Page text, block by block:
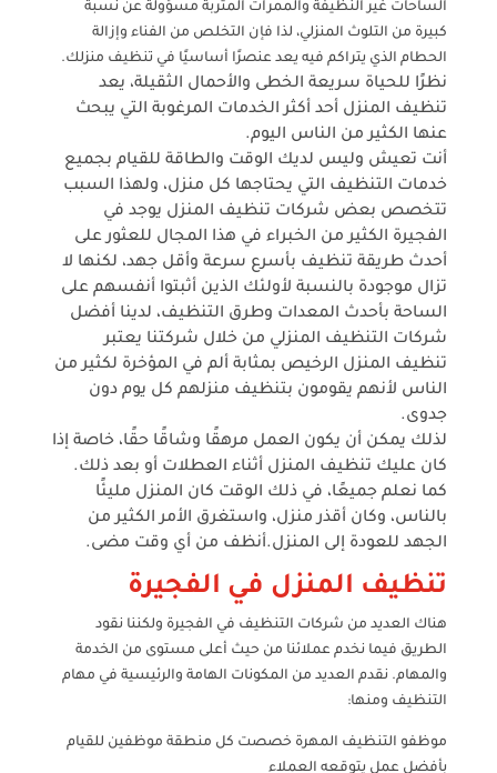
الساحات غير النظيفة والممرات المتربة مسؤولة عن نسبة
كبيرة من التلوث المنزلي، لذا فإن التخلص من الفناء وإزالة
الحطام الذي يتراكم فيه يعد عنصرًا أساسيًا في تنظيف منزلك.
نظرًا للحياة سريعة الخطى والأحمال الثقيلة، يعد
تنظيف المنزل أحد أكثر الخدمات المرغوبة التي يبحث
عنها الكثير من الناس اليوم.
أنت تعيش وليس لديك الوقت والطاقة للقيام بجميع
خدمات التنظيف التي يحتاجها كل منزل، ولهذا السبب
تتخصص بعض شركات تنظيف المنزل يوجد في
الفجيرة الكثير من الخبراء في هذا المجال للعثور على
أحدث طريقة تنظيف بأسرع سرعة وأقل جهد، لكنها لا
تزال موجودة بالنسبة لأولئك الذين أثبتوا أنفسهم على
الساحة بأحدث المعدات وطرق التنظيف، لدينا أفضل
شركات التنظيف المنزلي من خلال شركتنا يعتبر
تنظيف المنزل الرخيص بمثابة ألم في المؤخرة لكثير من
الناس لأنهم يقومون بتنظيف منزلهم كل يوم دون
جدوى.
لذلك يمكن أن يكون العمل مرهقًا وشاقًا حقًا، خاصة إذا
كان عليك تنظيف المنزل أثناء العطلات أو بعد ذلك.
كما نعلم جميعًا، في ذلك الوقت كان المنزل مليئًا
بالناس، وكان أقذر منزل، واستغرق الأمر الكثير من
الجهد للعودة إلى المنزل.أنظف من أي وقت مضى.
تنظيف المنزل في الفجيرة
هناك العديد من شركات التنظيف في الفجيرة ولكننا نقود
الطريق فيما نخدم عملائنا من حيث أعلى مستوى من الخدمة
والمهام. نقدم العديد من المكونات الهامة والرئيسية في مهام
التنظيف ومنها:
موظفو التنظيف المهرة خصصت كل منطقة موظفين للقيام
بأفضل عمل يتوقعه العملاء